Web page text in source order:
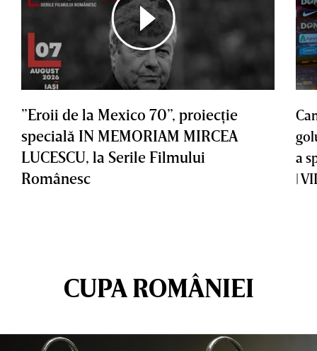
”Eroii de la Mexico 70”, proiecţie
specială IN MEMORIAM MIRCEA
LUCESCU, la Serile Filmului
Românesc
a
|
CUPA ROMÂNIEI